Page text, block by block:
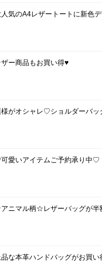
気のA4レザートートに新色
ザー商品もお買い得♥
様がオシャレ♡ショルダーバッ
愛いアイテムご予約承り中♡
ニマル柄☆レザーバッグが
品な本革ハンドバッグがお買